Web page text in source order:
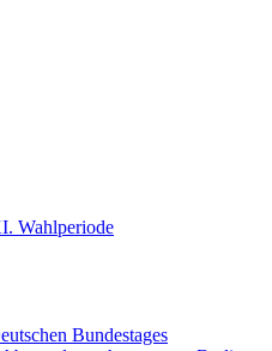
Wahlperiode
Bundestages